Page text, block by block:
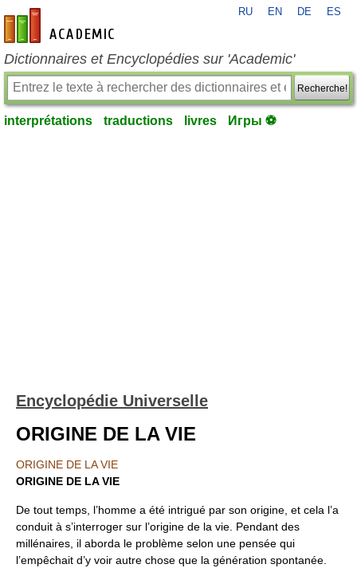
fr-academic.com
RU EN DE ES
Dictionnaires et Encyclopédies sur 'Academic'
Recherche!
interprétations traductions livres Игры ⚽
Encyclopédie Universelle
ORIGINE DE LA VIE
ORIGINE DE LA VIE
ORIGINE DE LA VIE
De tout temps, l’homme a été intrigué par son origine, et cela l’a
conduit à s’interroger sur l’origine de la vie. Pendant des
millénaires, il aborda le problème selon une pensée qui
l’empêchait d’y voir autre chose que la génération spontanée.